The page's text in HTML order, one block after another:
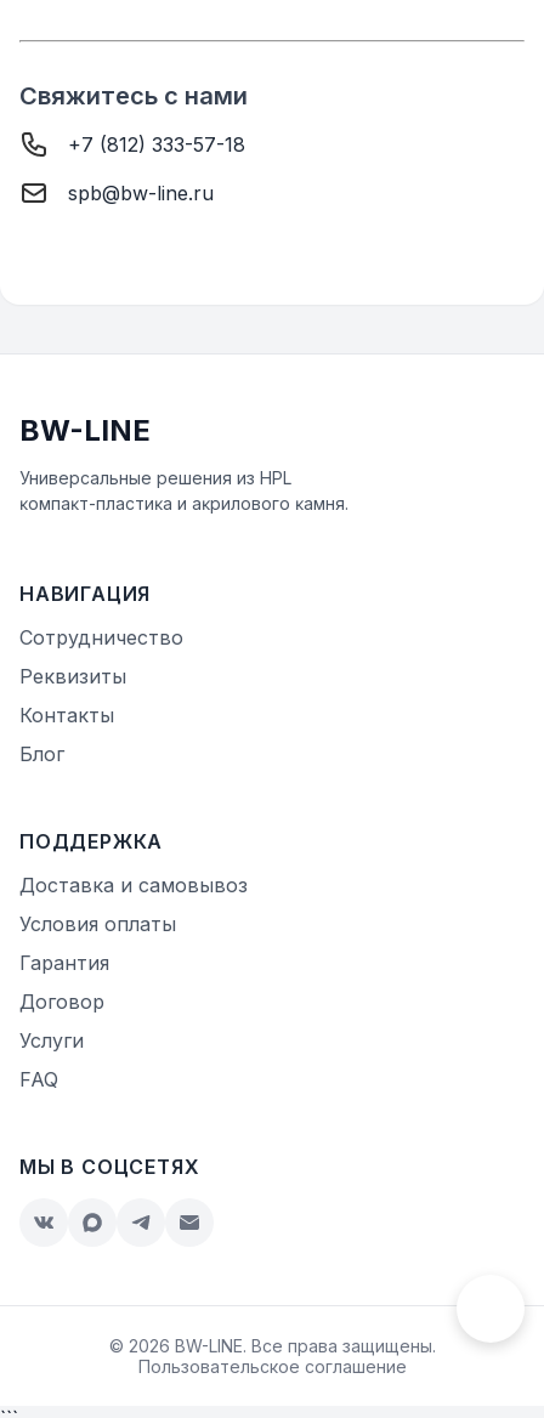
Свяжитесь с нами
+7 (812) 333-57-18
spb@bw-line.ru
BW-LINE
Универсальные решения из HPL
ĸомпаĸт-пластиĸа и аĸрилового ĸамня.
НАВИГАЦИЯ
Сотрудничество
Реквизиты
Контакты
Блог
ПОДДЕРЖКА
Доставка и самовывоз
Условия оплаты
Гарантия
Договор
Услуги
FAQ
МЫ В СОЦСЕТЯХ
© 2026 BW-LINE. Все права защищены.
Пользовательское соглашение